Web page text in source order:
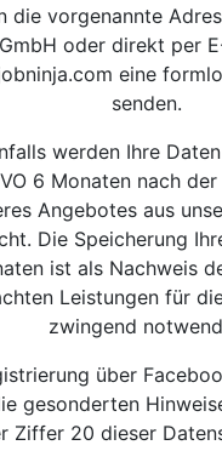
die vorgenannte
GmbH oder direkt per
eine
senden.
werden Ihre
6 Monaten nach
Angebotes aus
Die Speicherung
ist als Nachweis
Leistungen für
zwingend
über
gesonderten
Ziffer 20 dieser